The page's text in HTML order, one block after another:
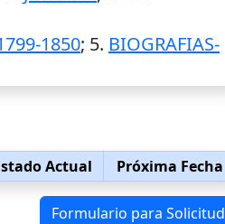
1850; 5. BIOGRAFIAS-
Actual Próxima Fecha
Formulario para Solicitud